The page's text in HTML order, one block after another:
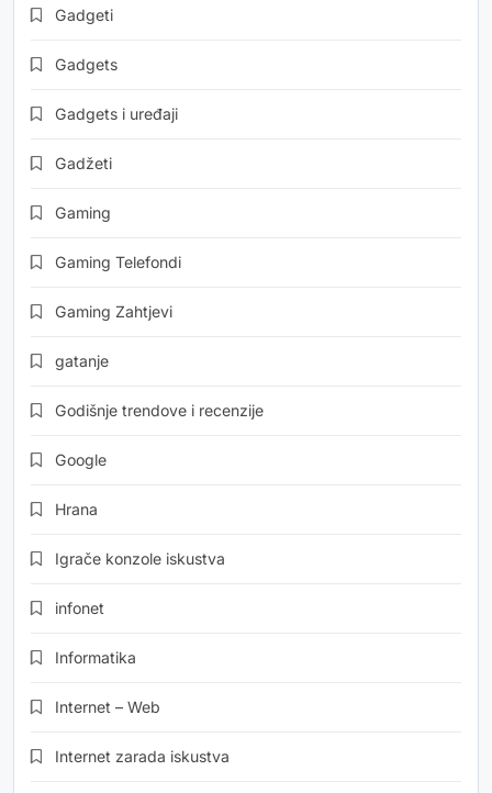
Gadgeti
Gadgets
Gadgets i uređaji
Gadžeti
Gaming
Gaming Telefondi
Gaming Zahtjevi
gatanje
Godišnje trendove i recenzije
Google
Hrana
Igrače konzole iskustva
infonet
Informatika
Internet – Web
Internet zarada iskustva